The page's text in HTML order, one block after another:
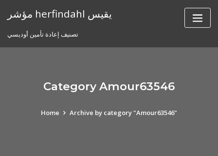
مؤشر herfindahl يقيس
تصنيف إعادة تأمين أوديسي
Category Amour63546
Home Archive by category "Amour63546"